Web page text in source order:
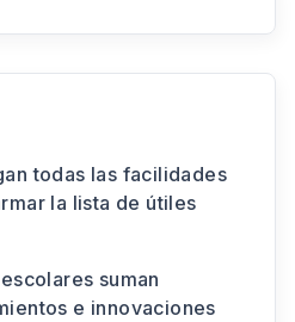
todas las facilidades
la lista de útiles
suman
e innovaciones